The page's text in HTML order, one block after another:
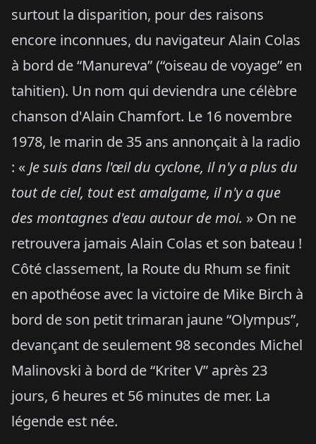
surtout la disparition, pour des raisons
encore inconnues, du navigateur Alain Colas
à bord de “Manureva” (“oiseau de voyage” en
tahitien). Un nom qui deviendra une célèbre
chanson d'Alain Chamfort. Le 16 novembre
1978, le marin de 35 ans annonçait à la radio
: « Je suis dans l'œil du cyclone, il n'y a plus du
tout de ciel, tout est amalgame, il n'y a que
des montagnes d'eau autour de moi. » On ne
retrouvera jamais Alain Colas et son bateau !
Côté classement, la Route du Rhum se finit
en apothéose avec la victoire de Mike Birch à
bord de son petit trimaran jaune “Olympus”,
devançant de seulement 98 secondes Michel
Malinovski à bord de “Kriter V” après 23
jours, 6 heures et 56 minutes de mer. La
légende est née.